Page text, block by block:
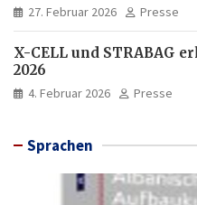
27. Februar 2026 Presse
X-CELL und STRABAG
2026
4. Februar 2026 Presse
Sprachen